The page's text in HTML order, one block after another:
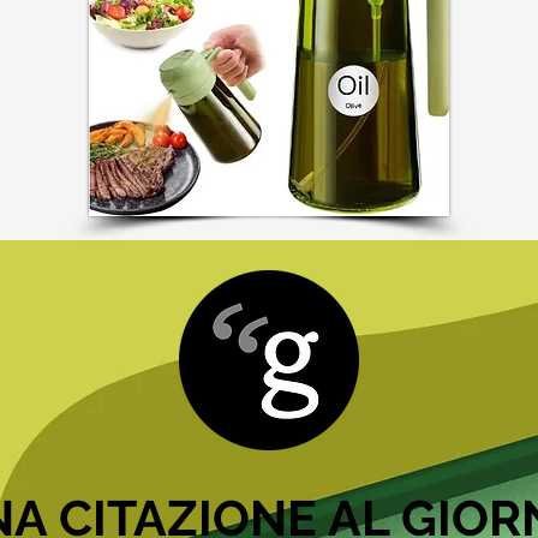
CITAZIONE AL